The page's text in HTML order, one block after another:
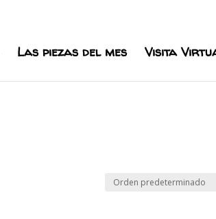
Las piezas del mes Visita